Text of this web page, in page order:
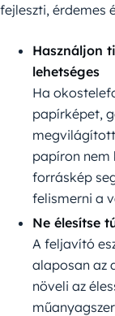
fejleszti, érdemes
Használjon
lehetséges
Ha
papírképet,
papíron nem
forráskép
felismerni a
Ne élesítse
A feljavító
alaposan az
növeli az